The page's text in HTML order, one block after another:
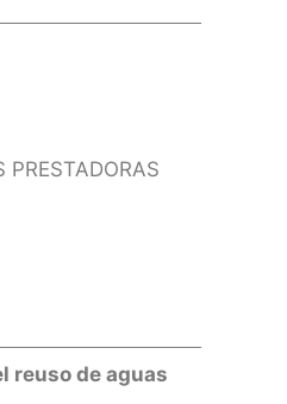
PRESTADORAS
reuso de aguas